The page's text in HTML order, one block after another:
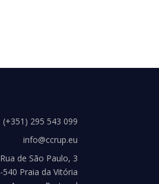
(+351) 295 543 099
info@ccrup.eu
Rua de São Paulo, 3
540 Praia da Vitória